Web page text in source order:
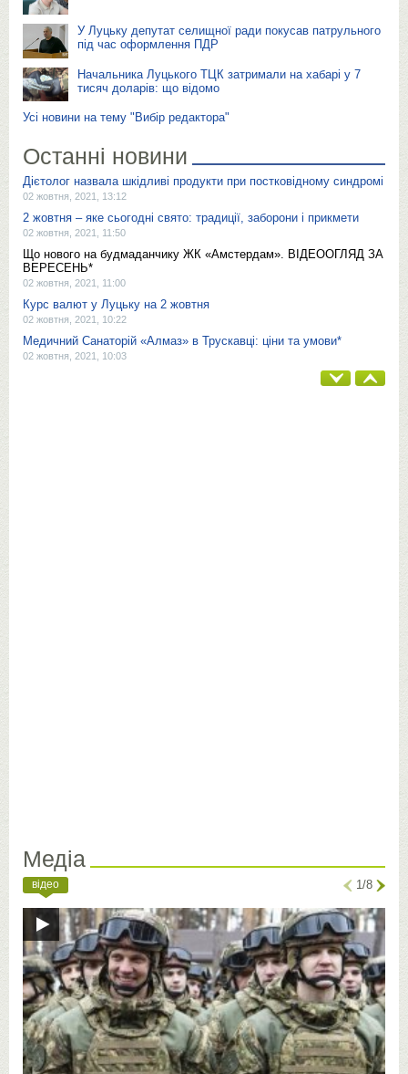
У Луцьку депутат селищної ради покусав патрульного
під час оформлення ПДР
Начальника Луцького ТЦК затримали на хабарі у 7
тисяч доларів: що відомо
Усі новини на тему "Вибір редактора"
Останні новини
Дієтолог назвала шкідливі продукти при постковідному синдромі
02 жовтня, 2021, 13:12
2 жовтня – яке сьогодні свято: традиції, заборони і прикмети
02 жовтня, 2021, 11:50
Що нового на будмаданчику ЖК «Амстердам». ВІДЕООГЛЯД ЗА
ВЕРЕСЕНЬ*
02 жовтня, 2021, 11:00
Курс валют у Луцьку на 2 жовтня
02 жовтня, 2021, 10:22
Медичний Санаторій «Алмаз» в Трускавці: ціни та умови*
02 жовтня, 2021, 10:03
Медіа
відео 1/8